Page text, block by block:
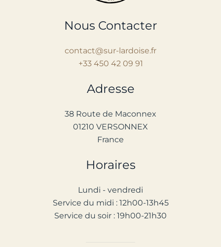
Adresse
38 Route de Maconnex
01210 VERSONNEX
France
Nous Contacter
contact@sur-lardoise.fr
+33 450 42 09 91
Horaires
Lundi - vendredi
Service du midi : 12h00-13h45
Service du soir : 19h00-21h30